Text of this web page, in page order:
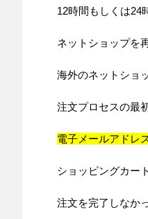
12時間もしくは24
ネットショップを
海外のネットショ
注文プロセスの最
電子メールアドレ
ショッピングカー
注文を完了しなか